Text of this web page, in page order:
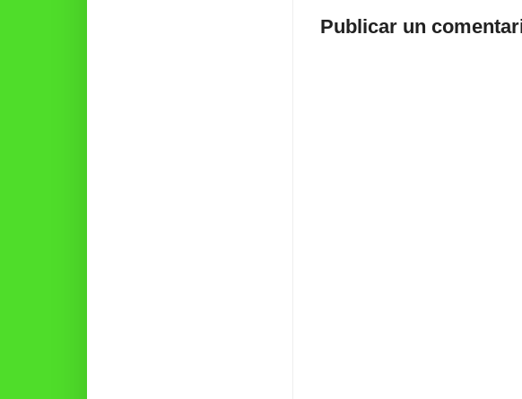
Publicar un